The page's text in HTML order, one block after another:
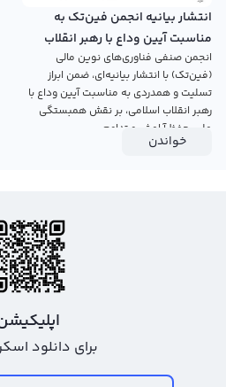
انتشار بیانیه انجمن فین‌تک به
مناسبت آیین وداع با رهبر انقلاب
اسلامی
انجمن صنفی فناوری‌های نوین مالی
(فین‌تک) با انتشار بیانیه‌ای، ضمن ابراز
تسلیت و همدردی به مناسبت آیین وداع با
رهبر انقلاب اسلامی، بر نقش همبستگی
ملی، حفظ آرامش و تداوم...
خواندن
برای دانلود